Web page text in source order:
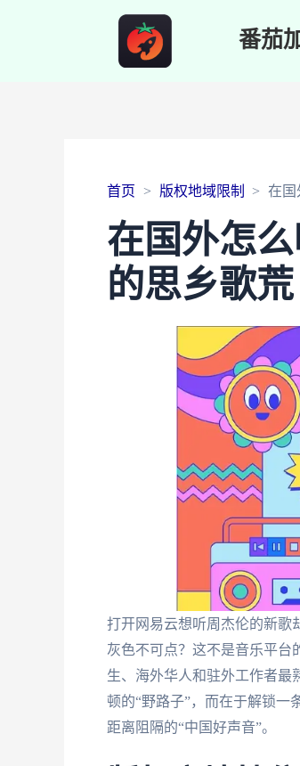
番茄
首页 版权地域限制 在国
在国外怎
的思乡歌荒
打开网易云想听周杰伦的新歌
灰色不可点？这不是音乐平台
生、海外华人和驻外工作者最
顿的“野路子”，而在于解锁
距离阻隔的“中国好声音”。